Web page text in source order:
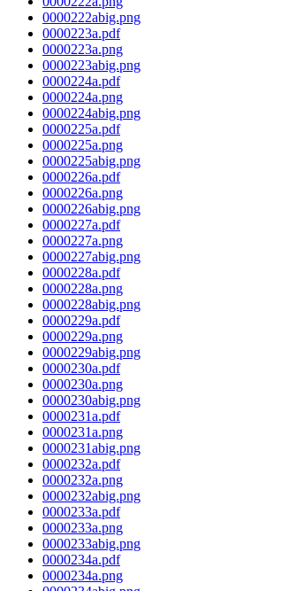
0000222abig.png
0000223a.pdf
0000223a.png
0000223abig.png
0000224a.pdf
0000224a.png
0000224abig.png
0000225a.pdf
0000225a.png
0000225abig.png
0000226a.pdf
0000226a.png
0000226abig.png
0000227a.pdf
0000227a.png
0000227abig.png
0000228a.pdf
0000228a.png
0000228abig.png
0000229a.pdf
0000229a.png
0000229abig.png
0000230a.pdf
0000230a.png
0000230abig.png
0000231a.pdf
0000231a.png
0000231abig.png
0000232a.pdf
0000232a.png
0000232abig.png
0000233a.pdf
0000233a.png
0000233abig.png
0000234a.pdf
0000234a.png